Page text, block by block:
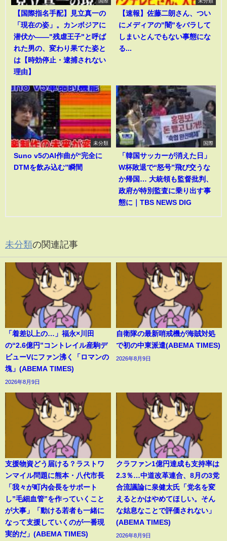
【国際指名手配】見立真一の
「現在の姿」。カンボジアに
潜伏か――"残虐王子"と呼ば
れた男の、変わり果てた姿と
は【時効停止・逮捕されない
理由】
【速報】佐藤二朗さん、つい
にメディアの"闇"をバラして
しまいとんでもない事態にな
る...
未分類
Suno v5のAI作曲が“完全に
DTMを飲み込む”瞬間
国際
「韓国サッカーが消えた日」
W杯敗退で“怒号”飛び交うな
か帰国… 大統領も監督批判、
政府が特別監査に乗り出す事
態に｜TBS NEWS DIG
未分類の関連記事
「着差以上の…」福永×川田
の“2.6億円”コントレイル産駒デ
ビューVにファン沸く「ロマンの
塊」(ABEMA TIMES)
2026年8月9日
自衛隊の最新哨戒機が海賊対処
で初の中東派遣(ABEMA TIMES)
2026年8月9日
支援物資どう届ける？ラストワ
ンマイル問題に熊本・八代市長
「我々が町内会長をサポート
し”毛細血管”を作っていくこと
が大事」「動ける若者も一緒に
なって支援していくのが一番現
実的だ」(ABEMA TIMES)
クラファン1億円達成も支持率は
2.3％…中道改革連合、8月の3党
合流議論に泉健太氏「党名を変
えるとかはやめてほしい。そん
な姑息なことで評価されない」
(ABEMA TIMES)
2026年8月9日